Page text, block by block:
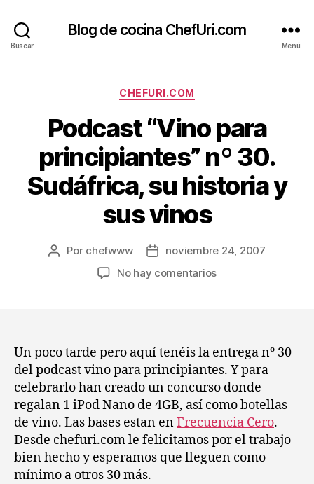
Buscar
Blog de cocina ChefUri.com
Menú
Categorías
CHEFURI.COM
Podcast “Vino para
principiantes” nº 30.
Sudáfrica, su historia y
sus vinos
Autor
Por chefwww
Fechanoviembre 24, 2007
No hay comentariosen
nº
30.
Sudáfrica,
su
historia
y
sus
vinos
Un poco tarde pero aquí tenéis la entrega nº 30
del podcast vino para principiantes. Y para
celebrarlo han creado un concurso donde
regalan 1 iPod Nano de 4GB, así como botellas
de vino. Las bases estan enFrecuencia Cero.
Desde chefuri.com le felicitamos por el trabajo
bien hecho y esperamos que lleguen como
mínimo a otros 30 más.